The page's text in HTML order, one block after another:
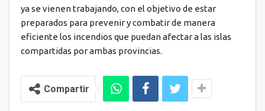
ya se vienen trabajando, con el objetivo de estar
preparados para prevenir y combatir de manera
eficiente los incendios que puedan afectar a las islas
compartidas por ambas provincias.
Compartir